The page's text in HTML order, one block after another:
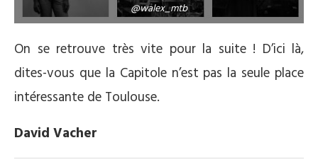
@walex_mtb
On se retrouve très vite pour la suite ! D’ici là,
dites-vous que la Capitole n’est pas la seule place
intéressante de Toulouse.
David Vacher